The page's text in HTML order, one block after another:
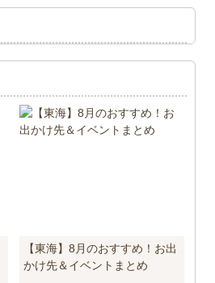
【東海】8月のおすすめ！お出
かけ先＆イベントまとめ